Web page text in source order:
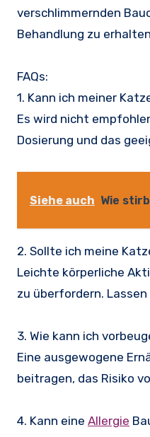
verschlimmernden
Behandlung zu
FAQs:
1. Kann ich meiner
Es wird nicht
Dosierung und das
Siehe auch Wie
2. Sollte ich meine
Leichte körperliche
zu überfordern.
3. Wie kann ich
Eine ausgewogene
beitragen, das Risiko
4. Kann eine Allergie